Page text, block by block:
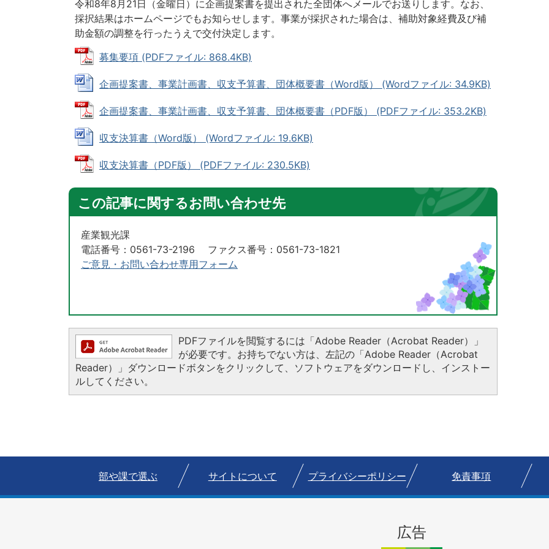
令和8年8月21日（金曜日）に企画提案書を提出された全団体へメールでお送りします。なお、
採択結果はホームページでもお知らせします。事業が採択された場合は、補助対象経費及び補
助金額の調整を行ったうえで交付決定します。
募集要項 (PDFファイル: 868.4KB)
企画提案書、事業計画書、収支予算書、団体概要書（Word版） (Wordファイル: 34.9KB)
企画提案書、事業計画書、収支予算書、団体概要書（PDF版） (PDFファイル: 353.2KB)
収支決算書（Word版） (Wordファイル: 19.6KB)
収支決算書（PDF版） (PDFファイル: 230.5KB)
この記事に関するお問い合わせ先
産業観光課
電話番号：0561-73-2196 ファクス番号：0561-73-1821
ご意見・お問い合わせ専用フォーム
PDFファイルを閲覧するには「Adobe Reader（Acrobat Reader）」
が必要です。お持ちでない方は、左記の「Adobe Reader（Acrobat
Reader）」ダウンロードボタンをクリックして、ソフトウェアをダウンロードし、インストー
ルしてください。
部や課で選ぶ サイトについて プライバシーポリシー 免責事項
広告